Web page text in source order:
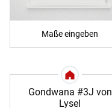
Maße eingeben
Gondwana #3J von
Lysel